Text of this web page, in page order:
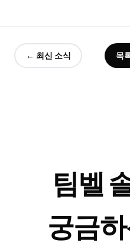
← 최신 소식 목
팀벨
궁금